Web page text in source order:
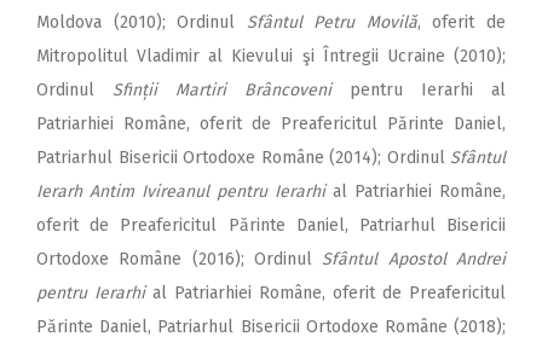
Moldova (2010); Ordinul Sfântul Petru Movilă, oferit de
Mitropolitul Vladimir al Kievului şi Întregii Ucraine (2010);
Ordinul Sfinții Martiri Brâncovenipentru Ierarhi al
Patriarhiei Române, oferit de Preafericitul Părinte Daniel,
Patriarhul Bisericii Ortodoxe Române (2014); Ordinul Sfântul
Ierarh Antim Ivireanul pentru Ierarhi al Patriarhiei Române,
oferit de Preafericitul Părinte Daniel, Patriarhul Bisericii
Ortodoxe Române (2016); Ordinul Sfântul Apostol Andrei
pentru Ierarhial Patriarhiei Române, oferit de Preafericitul
Părinte Daniel, Patriarhul Bisericii Ortodoxe Române (2018);